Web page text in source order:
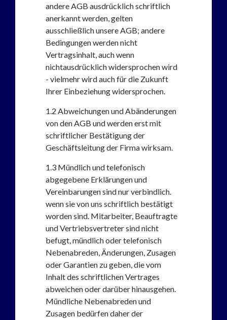
andere AGB ausdrücklich schriftlich
anerkannt werden, gelten
ausschließlich unsere AGB; andere
Bedingungen werden nicht
Vertragsinhalt, auch wenn
nichtausdrücklich widersprochen wird
- vielmehr wird auch für die Zukunft
Ihrer Einbeziehung widersprochen.
1.2 Abweichungen und Abänderungen
von den AGB und werden erst mit
schriftlicher Bestätigung der
Geschäftsleitung der Firma wirksam.
1.3 Mündlich und telefonisch
abgegebene Erklärungen und
Vereinbarungen sind nur verbindlich.
wenn sie von uns schriftlich bestätigt
worden sind. Mitarbeiter, Beauftragte
und Vertriebsvertreter sind nicht
befugt, mündlich oder telefonisch
Nebenabreden, Änderungen, Zusagen
oder Garantien zu geben, die vom
Inhalt des schriftlichen Vertrages
abweichen oder darüber hinausgehen.
Mündliche Nebenabreden und
Zusagen bedürfen daher der